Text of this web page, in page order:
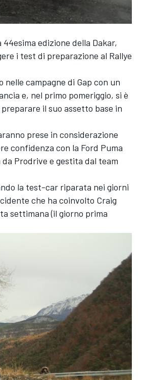
edizione della Dakar,
i test di preparazione al Rallye
campagne di Gap con un
e, nel primo pomeriggio, si è
il suo assetto base in
prese in considerazione
confidenza con la Ford Puma
Prodrive e gestita dal team
la test-car riparata nei giorni
che ha coinvolto Craig
settimana (il giorno prima